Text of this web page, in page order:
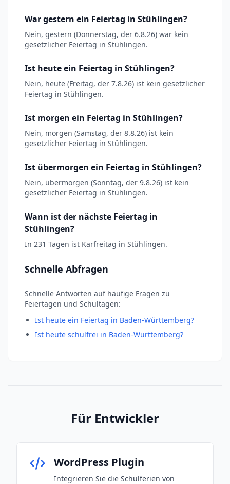
War gestern ein Feiertag in Stühlingen?
Nein, gestern (Donnerstag, der 6.8.26) war kein
gesetzlicher Feiertag in Stühlingen.
Ist heute ein Feiertag in Stühlingen?
Nein, heute (Freitag, der 7.8.26) ist kein gesetzlicher
Feiertag in Stühlingen.
Ist morgen ein Feiertag in Stühlingen?
Nein, morgen (Samstag, der 8.8.26) ist kein
gesetzlicher Feiertag in Stühlingen.
Ist übermorgen ein Feiertag in Stühlingen?
Nein, übermorgen (Sonntag, der 9.8.26) ist kein
gesetzlicher Feiertag in Stühlingen.
Wann ist der nächste Feiertag in
Stühlingen?
In 231 Tagen ist Karfreitag in Stühlingen.
Schnelle Abfragen
Schnelle Antworten auf häufige Fragen zu
Feiertagen und Schultagen:
Ist heute ein Feiertag in Baden-Württemberg?
Ist heute schulfrei in Baden-Württemberg?
Für Entwickler
WordPress Plugin
Integrieren Sie die Schulferien von